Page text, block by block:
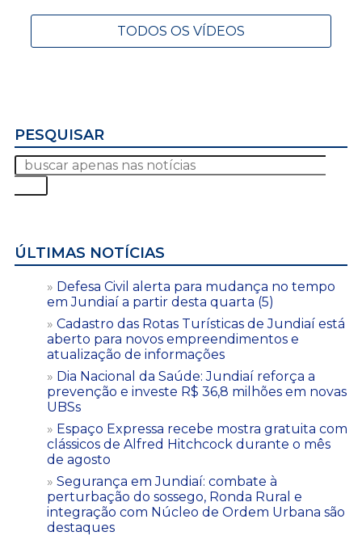
TODOS OS VÍDEOS
PESQUISAR
ÚLTIMAS NOTÍCIAS
Defesa Civil alerta para mudança no tempo
em Jundiaí a partir desta quarta (5)
Cadastro das Rotas Turísticas de Jundiaí está
aberto para novos empreendimentos e
atualização de informações
Dia Nacional da Saúde: Jundiaí reforça a
prevenção e investe R$ 36,8 milhões em novas
UBSs
Espaço Expressa recebe mostra gratuita com
clássicos de Alfred Hitchcock durante o mês
de agosto
Segurança em Jundiaí: combate à
perturbação do sossego, Ronda Rural e
integração com Núcleo de Ordem Urbana são
destaques